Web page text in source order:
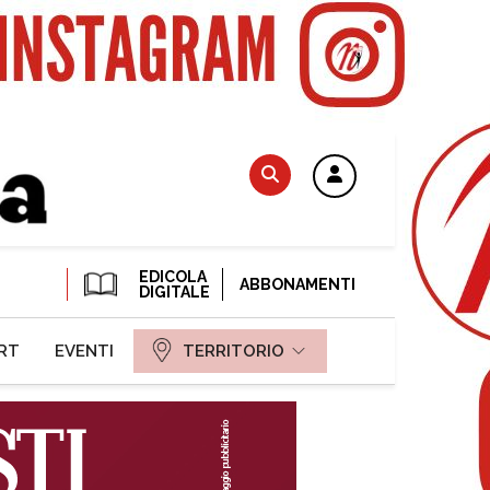
EDICOLA
DIGITALE
ABBONAMENTI
EVENTI TERRITORIO